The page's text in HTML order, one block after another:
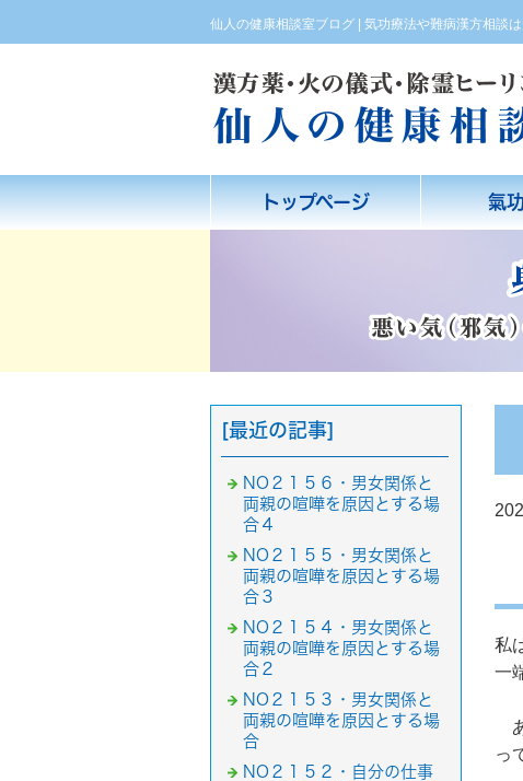
仙人の健康相談室ブログ | 気功療法や難病漢方相談
トップページ 氣
私
一
っ
[最近の記事]
NO２１５６・男女関係と
両親の喧嘩を原因とする場
合４
NO２１５５・男女関係と
両親の喧嘩を原因とする場
合３
NO２１５４・男女関係と
両親の喧嘩を原因とする場
合２
NO２１５３・男女関係と
両親の喧嘩を原因とする場
合
NO２１５２・自分の仕事